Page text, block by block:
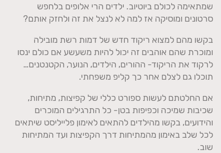
שמתאימה לכולם ביוטיוב. ילדים הרי אלופים בלחפש
סרטונים ומוסיקה אז למה לא לנצל את זה ולחזק אותם?
בקשו מהם למצוא ריקוד חדש של דמות רשת מובילה
ומוכרת שהם אוהבים זה יכול להיות משעשע אם כולם ינסו
לרקוד את הריקוד- ההורים, הילדים, הנוער, הקטנטנים…
תוכלו גם לצלם אחר כך קליפ משפחתי.
אם החלטתם לעשות ספורט כללי של קפיצות, מתיחות,
שכיבות שמיכה וכפיפות בטן- כל התרגילים המוכרים
והידועים, בקשו מהילדים להתאים לאימון פלייליסט שיתאים
לכל שלב באימון מהמתיחות דרך הקפיצות ועד המתיחות
שוב.